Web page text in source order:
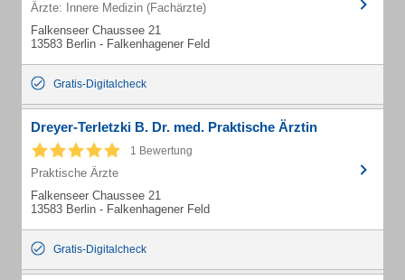
Ärzte: Innere Medizin (Fachärzte)
Falkenseer Chaussee 21
13583 Berlin - Falkenhagener Feld
Gratis-Digitalcheck
Dreyer-Terletzki B. Dr. med. Praktische Ärztin
1 Bewertung
Praktische Ärzte
Falkenseer Chaussee 21
13583 Berlin - Falkenhagener Feld
Gratis-Digitalcheck